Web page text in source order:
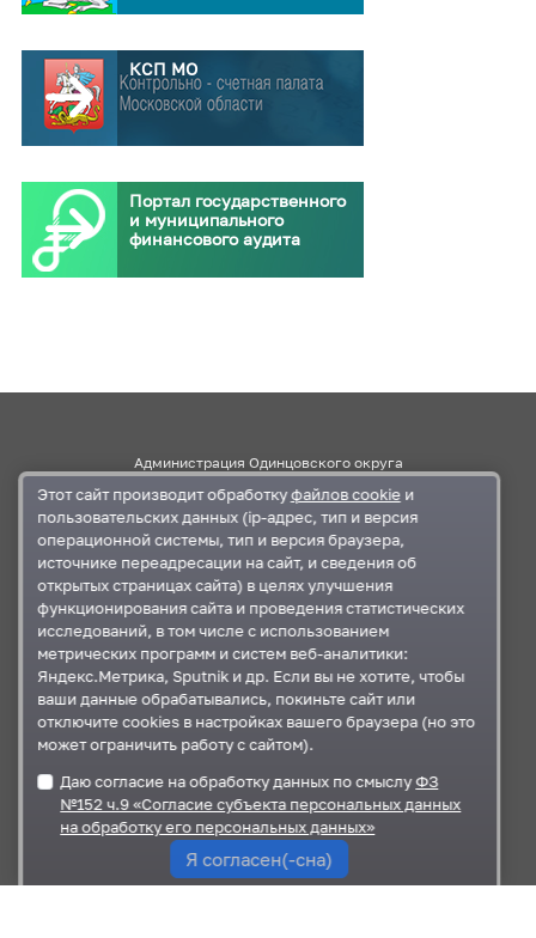
КСП МО
Портал государственного
и муниципального
финансового аудита
Администрация Одинцовского округа
Правительство Московской области
Контакты
г.Одинцово, ул. Маршала Бирюзова, д.5
+7 495-593-27-41,+7 495-367-11-87
odin_ksp@mosreg.ru ,krkomr@yandex.ru
Документы
План работы
Карта сайта
Этот сайт производит обработкуфайлов cookieи
пользовательских данных (ip-адрес, тип и версия
операционной системы, тип и версия браузера,
источнике переадресации на сайт, и сведения об
открытых страницах сайта) в целях улучшения
функционирования сайта и проведения статистических
исследований, в том числе с использованием
метрических программ и систем веб-аналитики:
Яндекс.Метрика, Sputnik и др. Если вы не хотите, чтобы
ваши данные обрабатывались, покиньте сайт или
отключите cookies в настройках вашего браузера (но это
может ограничить работу с сайтом).
Даю согласие на обработку данных по смыслуФЗ
№152 ч.9 «Согласие субъекта персональных данных
на обработку его персональных данных»
Я согласен(-сна)